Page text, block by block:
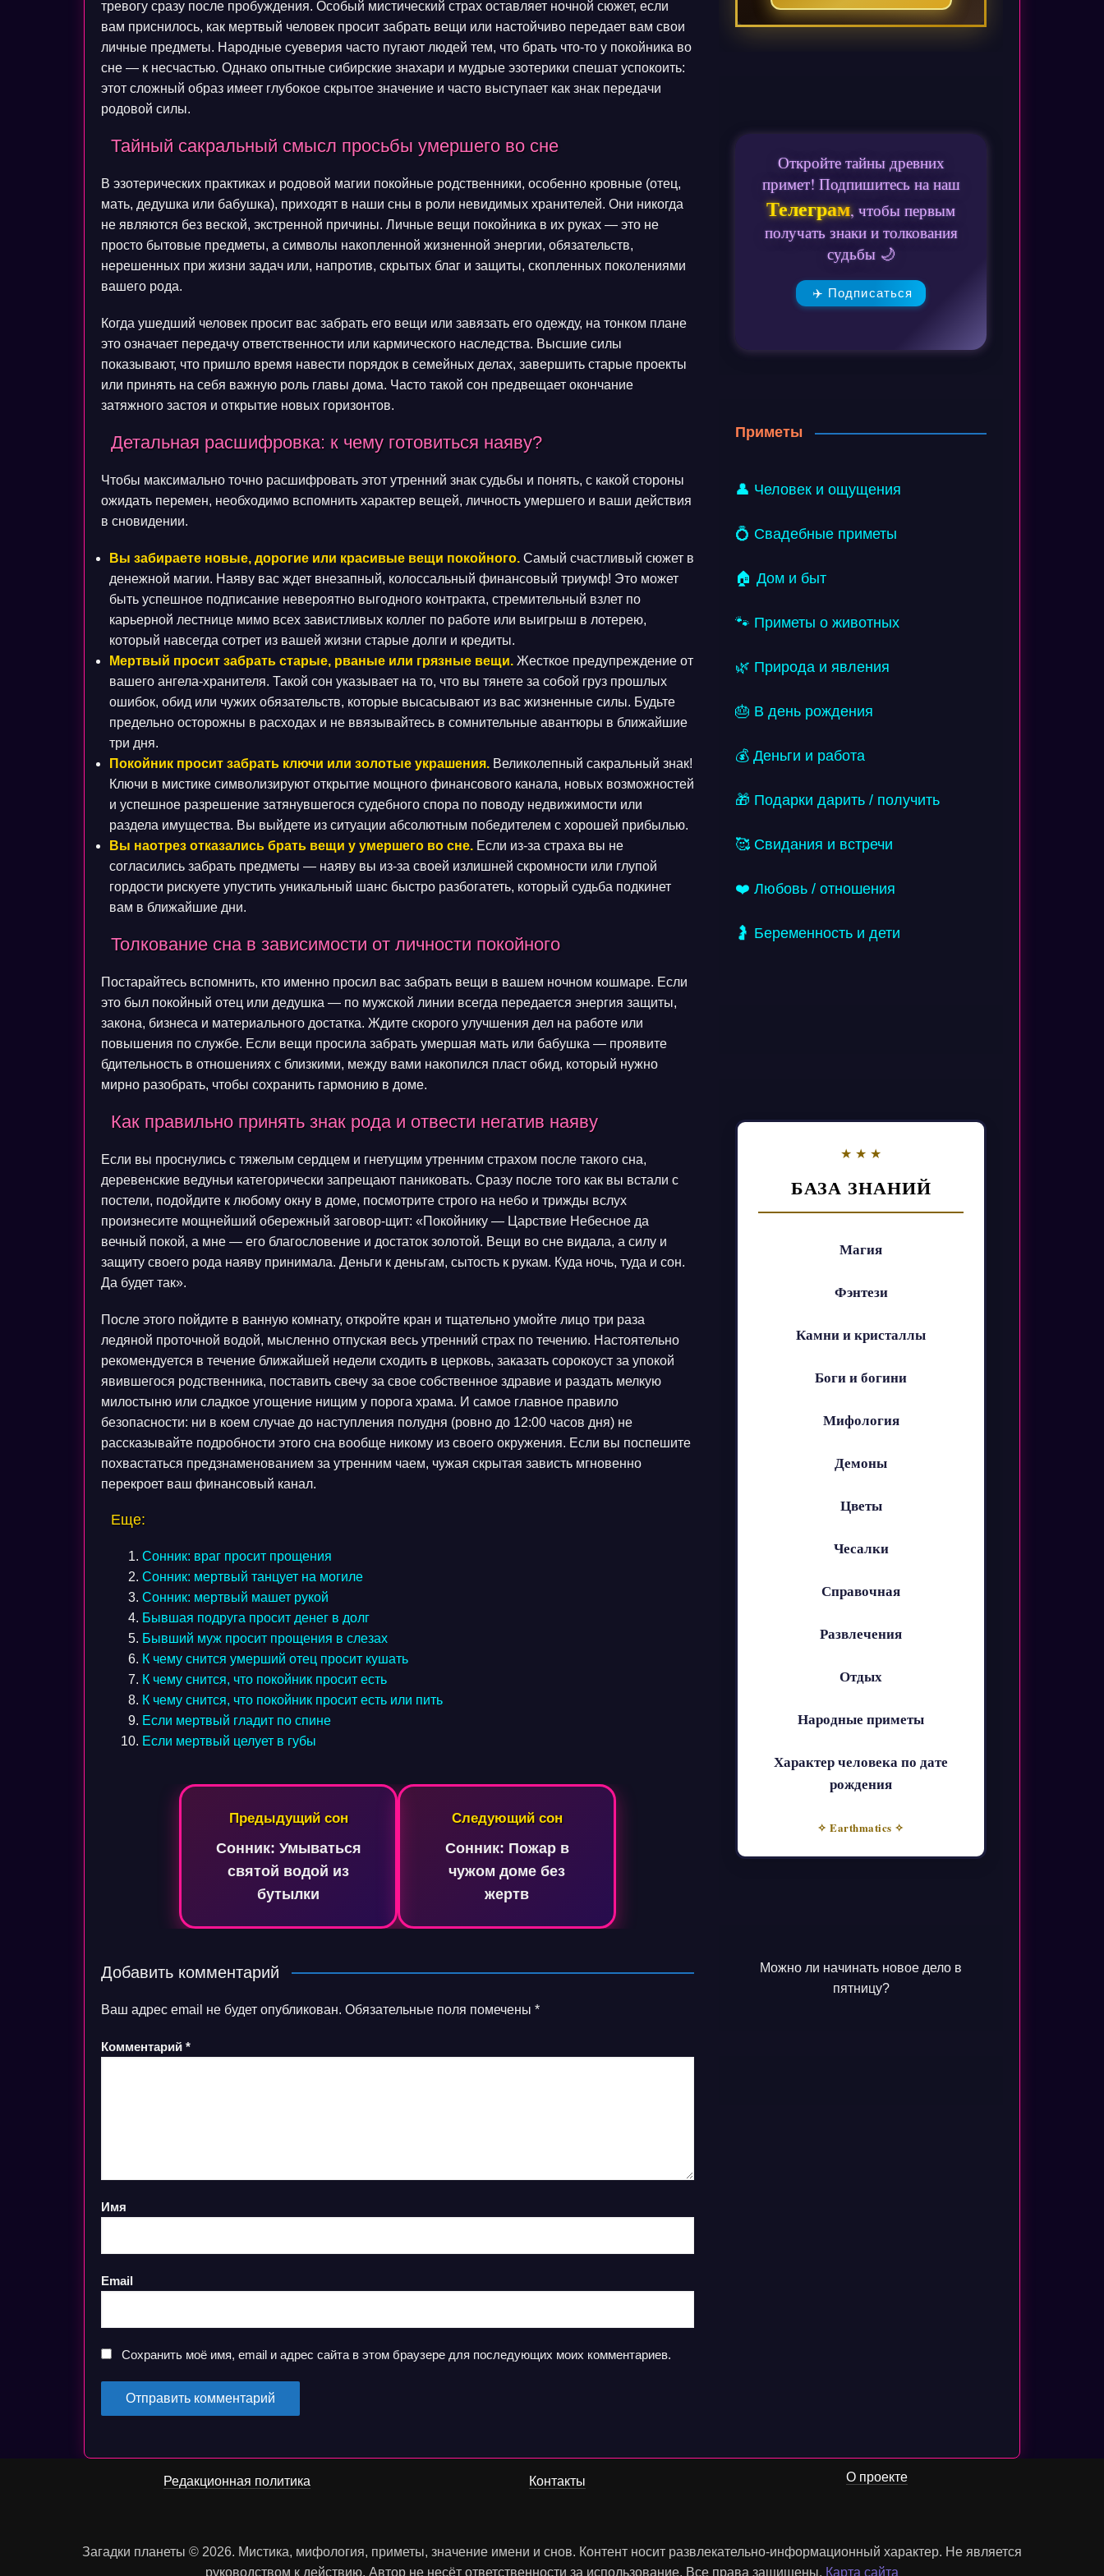
тревогу сразу после пробуждения. Особый мистический страх оставляет ночной сюжет, если
вам приснилось, как мертвый человек просит забрать вещи или настойчиво передает вам свои
личные предметы. Народные суеверия часто пугают людей тем, что брать что-то у покойника во
сне — к несчастью. Однако опытные сибирские знахари и мудрые эзотерики спешат успокоить:
этот сложный образ имеет глубокое скрытое значение и часто выступает как знак передачи
родовой силы.
Тайный сакральный смысл просьбы умершего во сне
В эзотерических практиках и родовой магии покойные родственники, особенно кровные (отец,
мать, дедушка или бабушка), приходят в наши сны в роли невидимых хранителей. Они никогда
не являются без веской, экстренной причины. Личные вещи покойника в их руках — это не
просто бытовые предметы, а символы накопленной жизненной энергии, обязательств,
нерешенных при жизни задач или, напротив, скрытых благ и защиты, скопленных поколениями
вашего рода.
Когда ушедший человек просит вас забрать его вещи или завязать его одежду, на тонком плане
это означает передачу ответственности или кармического наследства. Высшие силы
показывают, что пришло время навести порядок в семейных делах, завершить старые проекты
или принять на себя важную роль главы дома. Часто такой сон предвещает окончание
затяжного застоя и открытие новых горизонтов.
Детальная расшифровка: к чему готовиться наяву?
Чтобы максимально точно расшифровать этот утренний знак судьбы и понять, с какой стороны
ожидать перемен, необходимо вспомнить характер вещей, личность умершего и ваши действия
в сновидении.
Вы забираете новые, дорогие или красивые вещи покойного. Самый счастливый сюжет в
денежной магии. Наяву вас ждет внезапный, колоссальный финансовый триумф! Это может
быть успешное подписание невероятно выгодного контракта, стремительный взлет по
карьерной лестнице мимо всех завистливых коллег по работе или выигрыш в лотерею,
который навсегда сотрет из вашей жизни старые долги и кредиты.
Мертвый просит забрать старые, рваные или грязные вещи. Жесткое предупреждение от
вашего ангела-хранителя. Такой сон указывает на то, что вы тянете за собой груз прошлых
ошибок, обид или чужих обязательств, которые высасывают из вас жизненные силы. Будьте
предельно осторожны в расходах и не ввязывайтесь в сомнительные авантюры в ближайшие
три дня.
Покойник просит забрать ключи или золотые украшения. Великолепный сакральный знак!
Ключи в мистике символизируют открытие мощного финансового канала, новых возможностей
и успешное разрешение затянувшегося судебного спора по поводу недвижимости или
раздела имущества. Вы выйдете из ситуации абсолютным победителем с хорошей прибылью.
Вы наотрез отказались брать вещи у умершего во сне. Если из-за страха вы не
согласились забрать предметы — наяву вы из-за своей излишней скромности или глупой
гордости рискуете упустить уникальный шанс быстро разбогатеть, который судьба подкинет
вам в ближайшие дни.
Толкование сна в зависимости от личности покойного
Постарайтесь вспомнить, кто именно просил вас забрать вещи в вашем ночном кошмаре. Если
это был покойный отец или дедушка — по мужской линии всегда передается энергия защиты,
закона, бизнеса и материального достатка. Ждите скорого улучшения дел на работе или
повышения по службе. Если вещи просила забрать умершая мать или бабушка — проявите
бдительность в отношениях с близкими, между вами накопился пласт обид, который нужно
мирно разобрать, чтобы сохранить гармонию в доме.
Как правильно принять знак рода и отвести негатив наяву
Если вы проснулись с тяжелым сердцем и гнетущим утренним страхом после такого сна,
деревенские ведуньи категорически запрещают паниковать. Сразу после того как вы встали с
постели, подойдите к любому окну в доме, посмотрите строго на небо и трижды вслух
произнесите мощнейший обережный заговор-щит: «Покойнику — Царствие Небесное да
вечный покой, а мне — его благословение и достаток золотой. Вещи во сне видала, а силу и
защиту своего рода наяву принимала. Деньги к деньгам, сытость к рукам. Куда ночь, туда и сон.
Да будет так».
После этого пойдите в ванную комнату, откройте кран и тщательно умойте лицо три раза
ледяной проточной водой, мысленно отпуская весь утренний страх по течению. Настоятельно
рекомендуется в течение ближайшей недели сходить в церковь, заказать сорокоуст за упокой
явившегося родственника, поставить свечу за свое собственное здравие и раздать мелкую
милостыню или сладкое угощение нищим у порога храма. И самое главное правило
безопасности: ни в коем случае до наступления полудня (ровно до 12:00 часов дня) не
рассказывайте подробности этого сна вообще никому из своего окружения. Если вы поспешите
похвастаться предзнаменованием за утренним чаем, чужая скрытая зависть мгновенно
перекроет ваш финансовый канал.
Еще:
Сонник: враг просит прощения
Сонник: мертвый танцует на могиле
Сонник: мертвый машет рукой
Бывшая подруга просит денег в долг
Бывший муж просит прощения в слезах
К чему снится умерший отец просит кушать
К чему снится, что покойник просит есть
К чему снится, что покойник просит есть или пить
Если мертвый гладит по спине
Если мертвый целует в губы
Навигация
Предыдущий сон
Сонник: Умываться
святой водой из
бутылки
Следующий сон
Сонник: Пожар в
чужом доме без
жертв
Добавить комментарий
Ваш адрес email не будет опубликован. Обязательные поля помечены *
Комментарий *
Имя
Email
Сохранить моё имя, email и адрес сайта в этом браузере для последующих моих комментариев.
Откройте тайны древних
примет! Подпишитесь на наш
Телеграм, чтобы первым
получать знаки и толкования
судьбы 🌙
✈️ Подписаться
Приметы
👤 Человек и ощущения
💍 Свадебные приметы
🏠 Дом и быт
🐾 Приметы о животных
🌿 Природа и явления
🎂 В день рождения
💰 Деньги и работа
🎁 Подарки дарить / получить
🥰 Свидания и встречи
❤️ Любовь / отношения
🤰 Беременность и дети
БАЗА ЗНАНИЙ
Магия
Фэнтези
Камни и кристаллы
Боги и богини
Мифология
Демоны
Цветы
Чесалки
Справочная
Развлечения
Отдых
Народные приметы
Характер человека по дате
рождения
✧ Earthmatics ✧
Можно ли начинать новое дело в
пятницу?
Редакционная политика Контакты О проекте
Загадки планеты © 2026. Мистика, мифология, приметы, значение имени и снов. Контент носит развлекательно-информационный характер. Не является
руководством к действию. Автор не несёт ответственности за использование. Все права защищены. Карта сайта